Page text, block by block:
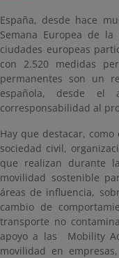
España, desde hace
Semana Europea de
ciudades europeas
con 2.520 medidas
permanentes son un
española, desde
corresponsabilidad al
Hay que destacar,
sociedad civil,
que realizan durante
movilidad sostenible
áreas de influencia,
cambio de
transporte no
apoyo a las Mobility
movilidad en